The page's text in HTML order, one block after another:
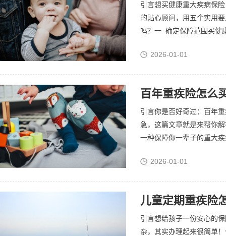
引言想买健康重大疾病保
的贴心顾问，用五个实用
吗？一. 确定保障范围买健
2026-01-01
百年重疾险怎么
引言你是否好奇过：百年
急，这篇文章就是来帮你
一种保障你一辈子的重大
2026-01-01
儿童定期重疾险
引言想给孩子一份安心的
杂，其实办理起来很简单